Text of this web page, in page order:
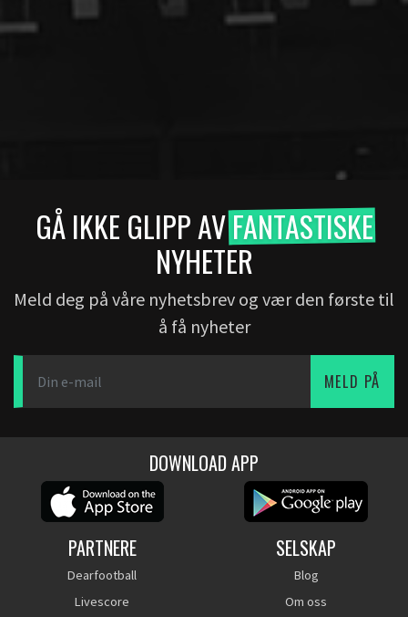
GÅ IKKE GLIPP AVFANTASTISKE
NYHETER
Meld deg på våre nyhetsbrev og vær den første til
å få nyheter
MELD PÅ
DOWNLOAD APP
PARTNERE
Dearfootball
Livescore
SELSKAP
Blog
Om oss